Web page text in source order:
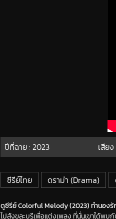
ปีที่ฉาย : 2023 เสีย
ซีรีย์ไทย ดราม่า (Drama)
ดูซีรีย์ Colorful Melody (2023) ทำนองรั
ไปสังขละบุรีเพื่อแต่งเพลง ที่นั่นเขาได้พบ